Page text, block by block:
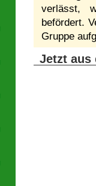
verlässt,
befördert.
Gruppe
Jetzt aus